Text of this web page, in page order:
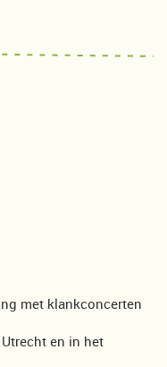
met klankconcerten
en in het